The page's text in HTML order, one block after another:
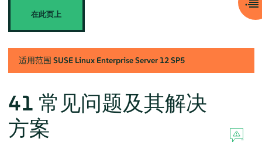
在此页上
适用范围 SUSE Linux Enterprise Server 12 SP5
41 常见问题及其解决
方案